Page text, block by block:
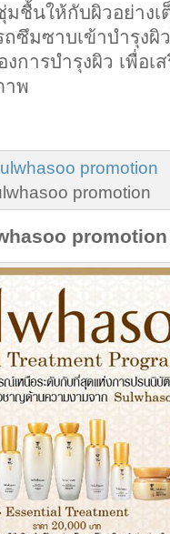
ชื้นให้กับผิวอย่างเ
มซาบเข้าบำรุงผิว
การบำรุงผิว เพื่อ
าพ
promotion
promotion